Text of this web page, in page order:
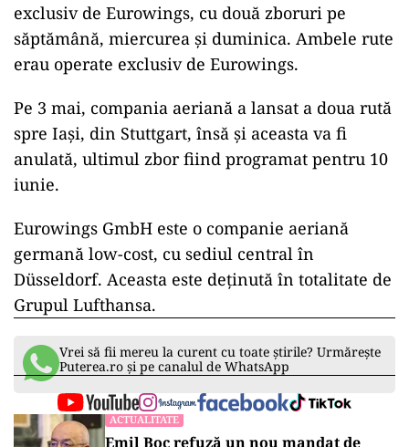
exclusiv de Eurowings, cu două zboruri pe
săptămână, miercurea și duminica. Ambele rute
erau operate exclusiv de Eurowings.
Pe 3 mai, compania aeriană a lansat a doua rută
spre Iași, din Stuttgart, însă și aceasta va fi
anulată, ultimul zbor fiind programat pentru 10
iunie.
Eurowings GmbH este o companie aeriană
germană low-cost, cu sediul central în
Düsseldorf. Aceasta este deținută în totalitate de
Grupul Lufthansa.
Vrei să fii mereu la curent cu toate știrile? Urmărește
Puterea.ro și pe canalul de WhatsApp
ACTUALITATE
Emil Boc refuză un nou mandat de